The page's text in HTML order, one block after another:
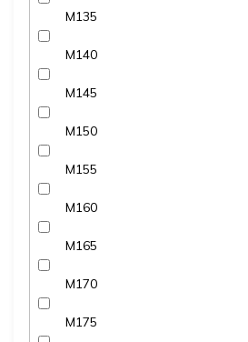
M135
M140
M145
M150
M155
M160
M165
M170
M175